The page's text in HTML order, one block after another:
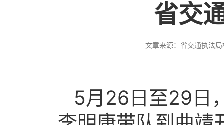
省交
文章来源： 省交通执法
5月26日至29日